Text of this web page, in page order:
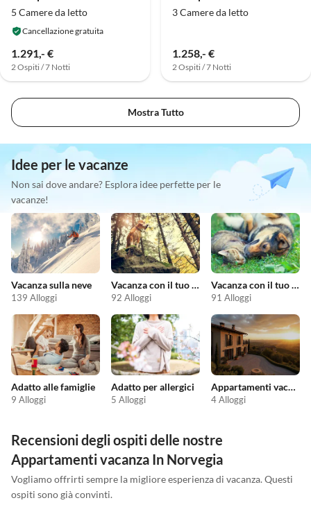
5 Camere da letto
Cancellazione gratuita
1.291,- €
2 Ospiti / 7 Notti
3 Camere da letto
1.258,- €
2 Ospiti / 7 Notti
Mostra Tutto
Idee per le vacanze
Non sai dove andare? Esplora idee perfette per le
vacanze!
Vacanza sulla neve
139 Alloggi
Vacanza con il tuo cane
92 Alloggi
Vacanza con il tuo animale domestico
91 Alloggi
Adatto alle famiglie
9 Alloggi
Adatto per allergici
5 Alloggi
Appartamenti vacanze economici
4 Alloggi
Recensioni degli ospiti delle nostre
Appartamenti vacanza In Norvegia
Vogliamo offrirti sempre la migliore esperienza di vacanza. Questi
ospiti sono già convinti.